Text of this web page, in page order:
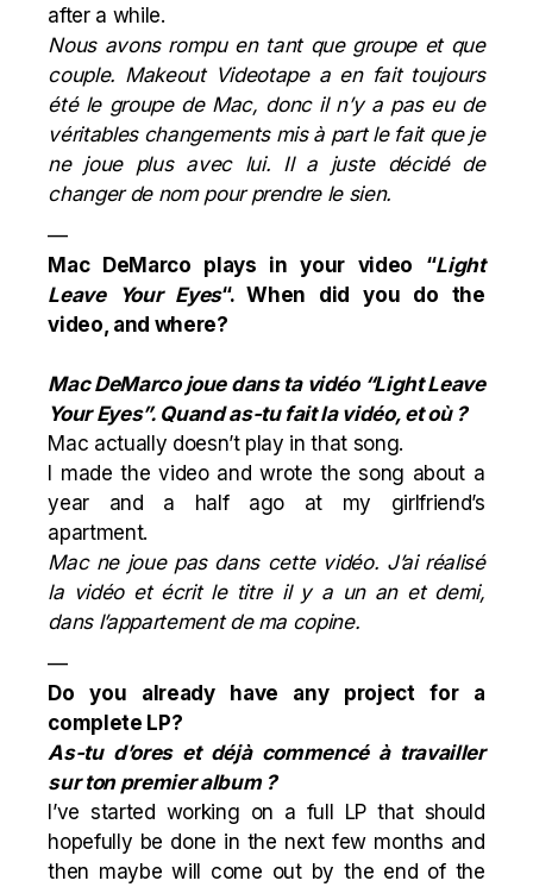
after a while.
Nous avons rompu en tant que groupe et que
couple. Makeout Videotape a en fait toujours
été le groupe de Mac, donc il n’y a pas eu de
véritables changements mis à part le fait que je
ne joue plus avec lui. Il a juste décidé de
changer de nom pour prendre le sien.
—
Mac DeMarco plays in your video “Light
Leave Your Eyes“. When did you do the
video, and where?
Mac DeMarco joue dans ta vidéo “Light Leave
Your Eyes”. Quand as-tu fait la vidéo, et où ?
Mac actually doesn’t play in that song.
I made the video and wrote the song about a
year and a half ago at my girlfriend’s
apartment.
Mac ne joue pas dans cette vidéo. J’ai réalisé
la vidéo et écrit le titre il y a un an et demi,
dans l’appartement de ma copine.
—
Do you already have any project for a
complete LP?
As-tu d’ores et déjà commencé à travailler
sur ton premier album ?
I’ve started working on a full LP that should
hopefully be done in the next few months and
then maybe will come out by the end of the